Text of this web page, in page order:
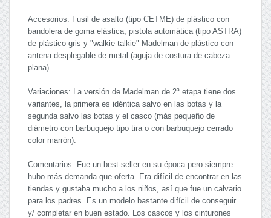
Accesorios: Fusil de asalto (tipo CETME) de plástico con
bandolera de goma elástica, pistola automática (tipo ASTRA)
de plástico gris y "walkie talkie" Madelman de plástico con
antena desplegable de metal (aguja de costura de cabeza
plana).
Variaciones: La versión de Madelman de 2ª etapa tiene dos
variantes, la primera es idéntica salvo en las botas y la
segunda salvo las botas y el casco (más pequeño de
diámetro con barbuquejo tipo tira o con barbuquejo cerrado
color marrón).
Comentarios: Fue un best-seller en su época pero siempre
hubo más demanda que oferta. Era difícil de encontrar en las
tiendas y gustaba mucho a los niños, así que fue un calvario
para los padres. Es un modelo bastante difícil de conseguir
y/ completar en buen estado. Los cascos y los cinturones